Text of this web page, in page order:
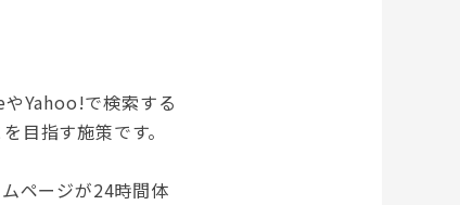
Yahoo!で検索する
目指す施策です。
ページが24時間体